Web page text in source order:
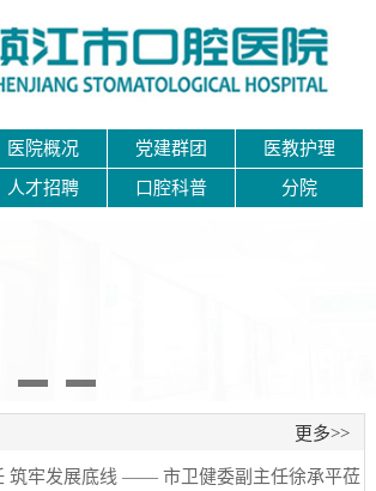
医院概况 党建群团 医教护理
人才招聘 口腔科普 分院
更多>>
筑牢发展底线 —— 市卫健委副主任徐承平莅